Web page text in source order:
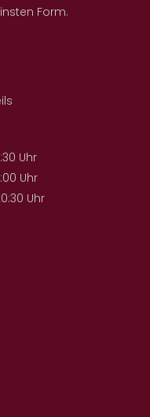
Form.
Uhr
Uhr
Uhr
Über Uns
Jobs